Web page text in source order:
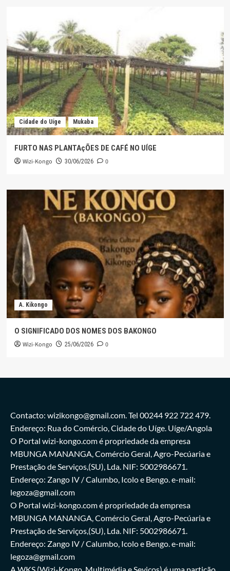
Cidade do Uíge Mukaba
FURTO NAS PLANTAçÕES DE CAFÉ NO UÍGE
Wizi-Kongo 30/06/2026 0
A. Kikongo
O SIGNIFICADO DOS NOMES DOS BAKONGO
Wizi-Kongo 25/06/2026 0
Contacto: wizikongo@gmail.com. Tel 00244 922 722 479.
Endereço: Rua do Comércio, Cidade do Uíge. Uíge/Angola
O Portal wizi-kongo.com é propriedade da empresa
MBUNGA MANANGA, Comércio Geral, Agro-Pecúaria e
Prestação de Serviços,(SU), Lda. NIF: 5002986671.
Endereço: Zango IV / Calumbo, Icolo e Bengo. e-mail:
legoza@gmail.com
O Portal wizi-kongo.com é propriedade da empresa
MBUNGA MANANGA, Comércio Geral, Agro-Pecúaria e
Prestação de Serviços,(SU), Lda. NIF: 5002986671.
Endereço: Zango IV / Calumbo, Icolo e Bengo. e-mail:
legoza@gmail.com